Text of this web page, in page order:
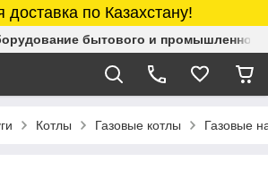
доставка по Казахстану!
бытового и промышленного
Котлы Газовые котлы Газовые